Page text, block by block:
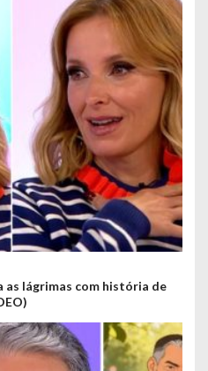
as lágrimas com história de